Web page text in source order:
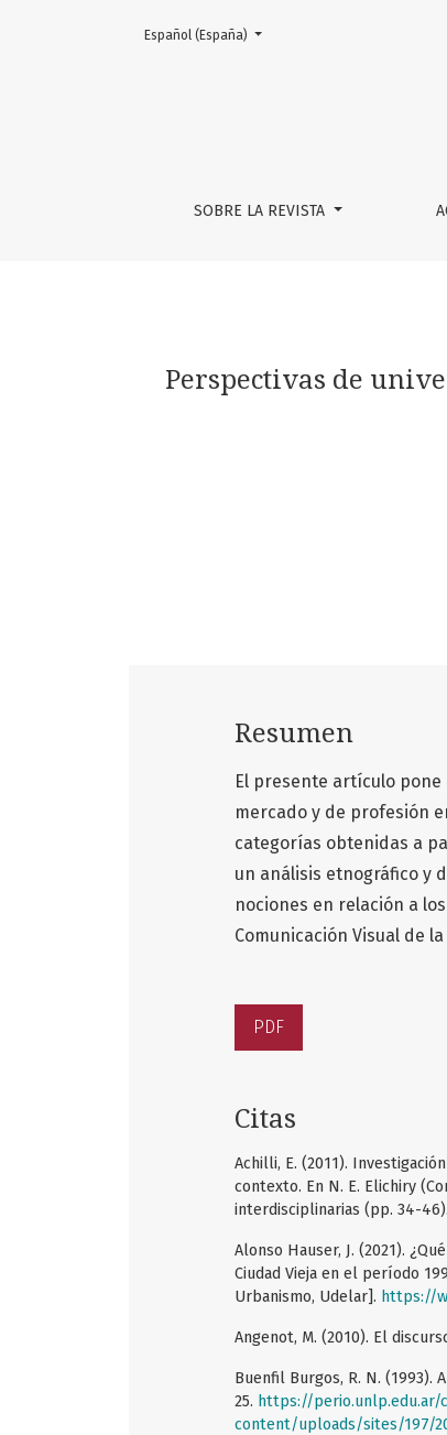
Perspectivas de universidad,
SOBRE LA REVISTA
Cambiar el idioma. El actual es:
Español (España)
Perspectivas de
Resumen
El presente artículo
mercado y de profesión
categorías obtenidas a
un análisis etnográfico y
nociones en relación a
Comunicación Visual de
PDF
Citas
Achilli, E. (2011).
contexto. En N. E. Elichiry
interdisciplinarias (pp. 34-
Alonso Hauser, J. (2021).
Ciudad Vieja en el período
Urbanismo, Udelar]. https://
Angenot, M. (2010). El
Buenfil Burgos, R. N. (1993).
25. https://perio.unlp.edu.ar/
content/uploads/sites/197/